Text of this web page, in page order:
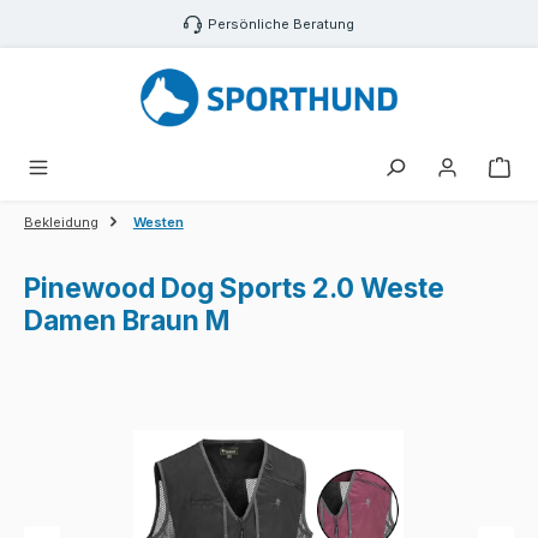
Zum Hauptinhalt springen Persönliche Beratung
Bekleidung Westen
Pinewood Dog Sports 2.0 Weste
Damen Braun M
Bildergalerie überspringen